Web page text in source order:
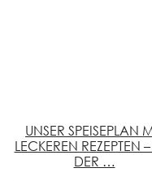
UNSER SPEISEPLAN
LECKEREN REZEPTEN
DER …